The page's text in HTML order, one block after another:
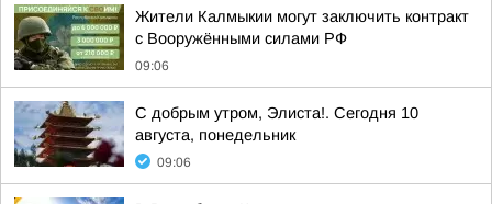
Жители Калмыкии могут заключить контракт
с Вооружёнными силами РФ
09:06
С добрым утром, Элиста!. Сегодня 10
августа, понедельник
09:06